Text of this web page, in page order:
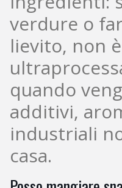
verdure o
lievito, non è
quando
additivi,
industriali
casa.